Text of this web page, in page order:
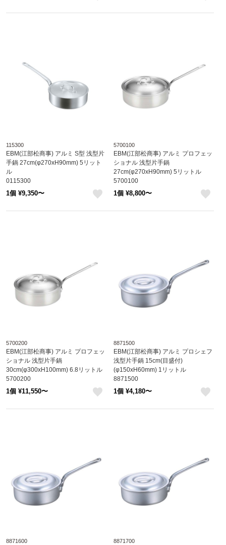
115300
EBM(江部松商事) アルミ S型 浅型片
手鍋 27cm(φ270xH90mm) 5リット
ル
0115300
1個 ¥9,350〜
5700100
EBM(江部松商事) アルミ プロフェッ
ショナル 浅型片手鍋
27cm(φ270xH90mm) 5リットル
5700100
1個 ¥8,800〜
5700200
EBM(江部松商事) アルミ プロフェッ
ショナル 浅型片手鍋
30cm(φ300xH100mm) 6.8リットル
5700200
1個 ¥11,550〜
8871500
EBM(江部松商事) アルミ プロシェフ
浅型片手鍋 15cm(目盛付)
(φ150xH60mm) 1リットル
8871500
1個 ¥4,180〜
8871600 8871700